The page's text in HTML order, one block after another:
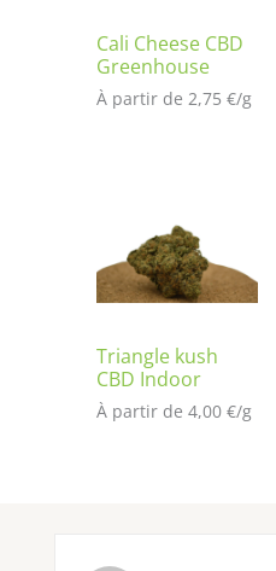
Cali Cheese CBD
Greenhouse
À partir de 2,75 €/g
Triangle kush
CBD Indoor
À partir de 4,00 €/g